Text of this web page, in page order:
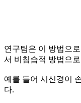
연구팀은 이 방법으
서 비침습적 방법으
예를 들어 시신경이
다.